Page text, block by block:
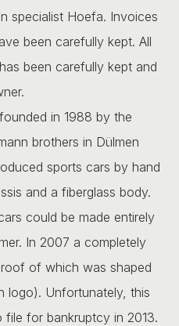
specialist Hoefa. Invoices
been carefully kept. All
been carefully kept and
in 1988 by the
brothers in Dülmen
sports cars by hand
and a fiberglass body.
could be made entirely
In 2007 a completely
of which was shaped
logo). Unfortunately, this
for bankruptcy in 2013.